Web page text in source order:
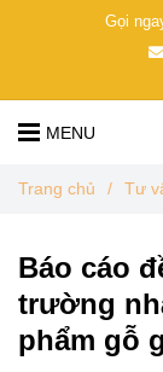
Gọi
MENU
Trang chủ / Tư
Báo cáo
trường
phẩm gỗ